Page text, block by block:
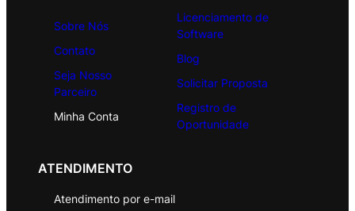
Sobre Nós
Contato
Seja Nosso
Parceiro
Minha Conta
Licenciamento de
Software
Blog
Solicitar Proposta
Registro de
Oportunidade
ATENDIMENTO
Atendimento por e-mail